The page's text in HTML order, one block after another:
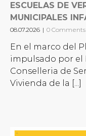
ESCUELAS DE
MUNICIPALES
08.07.2026 | 0 Comments
En el marco del
impulsado por el
Conselleria de
Vivienda de la [...]